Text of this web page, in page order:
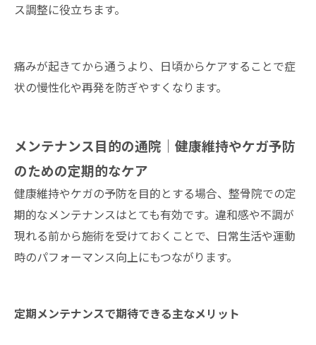
ス調整に役立ちます。
痛みが起きてから通うより、日頃からケアすることで症
状の慢性化や再発を防ぎやすくなります。
メンテナンス目的の通院｜健康維持やケガ予防
のための定期的なケア
健康維持やケガの予防を目的とする場合、整骨院での定
期的なメンテナンスはとても有効です。違和感や不調が
現れる前から施術を受けておくことで、日常生活や運動
時のパフォーマンス向上にもつながります。
定期メンテナンスで期待できる主なメリット